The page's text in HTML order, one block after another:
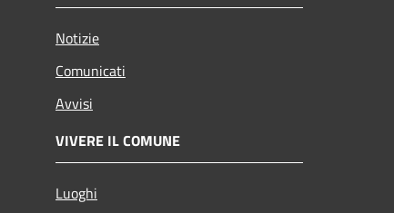
Notizie
Comunicati
Avvisi
VIVERE IL COMUNE
Luoghi